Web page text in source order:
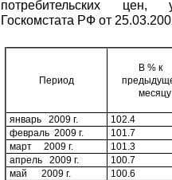
потребительских цен,
Госкомстата РФ от
Период
В % к
месяцу
январь 2009 г.
102.4
февраль 2009 г.
101.7
март
2009 г.
101.3
апрель
2009 г.
100.7
май
2009 г.
100.6